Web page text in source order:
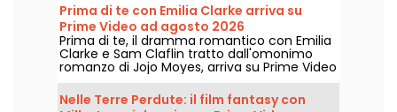
Prima di te con Emilia Clarke arriva su
Prime Video ad agosto 2026
Prima di te, il dramma romantico con Emilia
Clarke e Sam Claflin tratto dall'omonimo
romanzo di Jojo Moyes, arriva su Prime Video
il 1° agosto 2026.
Nelle Terre Perdute: il film fantasy con